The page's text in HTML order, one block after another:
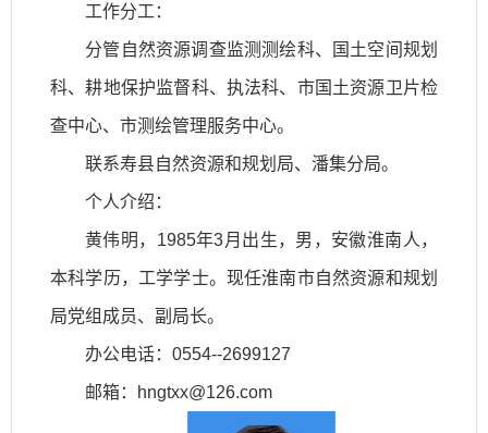
工作分工：
分管自然资源调查监测测绘科、国土空间规划
科、耕地保护监督科、执法科、市国土资源卫片检
查中心、市测绘管理服务中心。
联系寿县自然资源和规划局、潘集分局。
个人介绍：
黄伟明，1985年3月出生，男，安徽淮南人，
本科学历，工学学士。现任淮南市自然资源和规划
局党组成员、副局长。
办公电话：0554--2699127
邮箱：hngtxx@126.com